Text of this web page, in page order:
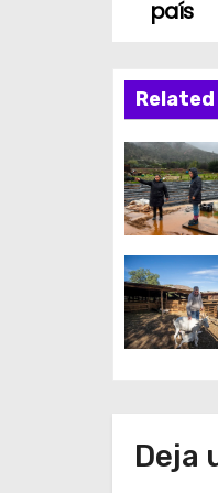
e
g
a
c
i
ó
n
e
país
Deja